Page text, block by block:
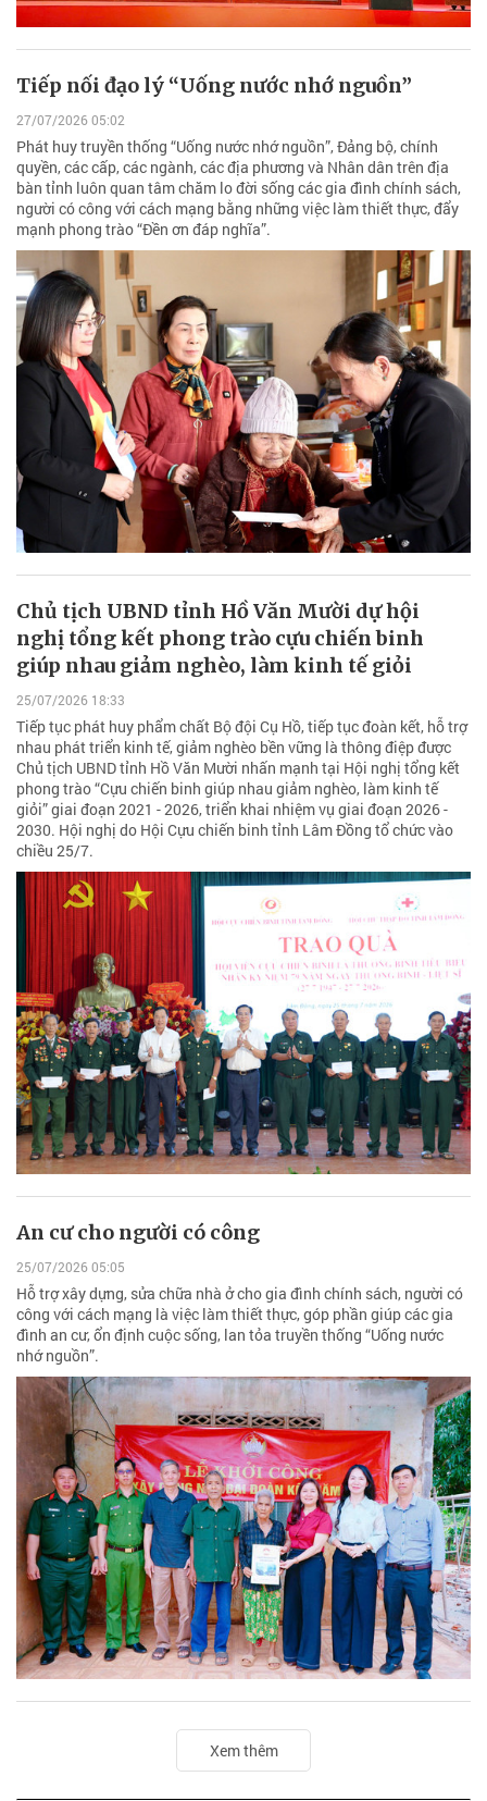
Tiếp nối đạo lý “Uống nước nhớ nguồn”
27/07/2026 05:02
Phát huy truyền thống “Uống nước nhớ nguồn”, Đảng bộ, chính
quyền, các cấp, các ngành, các địa phương và Nhân dân trên địa
bàn tỉnh luôn quan tâm chăm lo đời sống các gia đình chính sách,
người có công với cách mạng bằng những việc làm thiết thực, đẩy
mạnh phong trào “Đền ơn đáp nghĩa”.
Chủ tịch UBND tỉnh Hồ Văn Mười dự hội
nghị tổng kết phong trào cựu chiến binh
giúp nhau giảm nghèo, làm kinh tế giỏi
25/07/2026 18:33
Tiếp tục phát huy phẩm chất Bộ đội Cụ Hồ, tiếp tục đoàn kết, hỗ trợ
nhau phát triển kinh tế, giảm nghèo bền vững là thông điệp được
Chủ tịch UBND tỉnh Hồ Văn Mười nhấn mạnh tại Hội nghị tổng kết
phong trào “Cựu chiến binh giúp nhau giảm nghèo, làm kinh tế
giỏi” giai đoạn 2021 - 2026, triển khai nhiệm vụ giai đoạn 2026 -
2030. Hội nghị do Hội Cựu chiến binh tỉnh Lâm Đồng tổ chức vào
chiều 25/7.
An cư cho người có công
25/07/2026 05:05
Hỗ trợ xây dựng, sửa chữa nhà ở cho gia đình chính sách, người có
công với cách mạng là việc làm thiết thực, góp phần giúp các gia
đình an cư, ổn định cuộc sống, lan tỏa truyền thống “Uống nước
nhớ nguồn”.
Xem thêm